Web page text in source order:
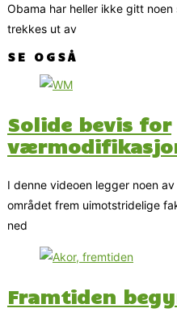
Obama har heller ikke gitt
trekkes ut av
SE OGSÅ
Solide bevis for
I denne videoen legger noen
området frem uimotstridelige
ned
Framtiden